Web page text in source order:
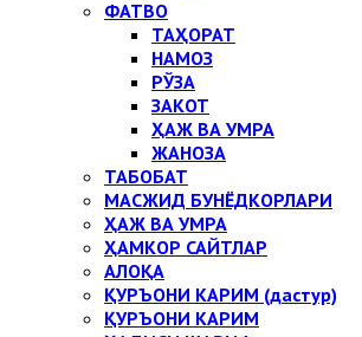
ФАТВО
ТАҲОРАТ
НАМОЗ
РЎЗА
ЗАКОТ
ҲАЖ ВА УМРА
ЖАНОЗА
ТАБОБАТ
МАСЖИД БУНЁДКОРЛАРИ
ҲАЖ ВА УМРА
ҲАМКОР САЙТЛАР
АЛОҚА
ҚУРЪОНИ КАРИМ (дастур)
ҚУРЪОНИ КАРИМ